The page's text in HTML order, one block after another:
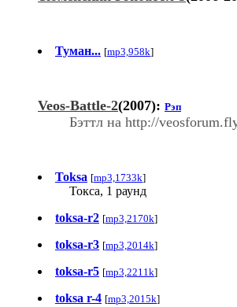
Туман... [mp3,958k]
Veos-Battle-2(2007): Рэп
Бэттл на http://
Toksa [mp3,1733k]
Токса, 1 раунд
toksa-r2 [mp3,2170k]
toksa-r3 [mp3,2014k]
toksa-r5 [mp3,2211k]
toksa r-4 [mp3,2015k]